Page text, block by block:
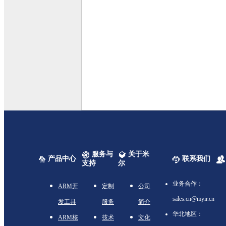
产品中心
服务与
支持
关于米
尔
联系我们
ARM开
发工具
ARM核
定制
服务
技术
公司
简介
文化
业务合作：
sales.cn@myir.cn
华北地区：